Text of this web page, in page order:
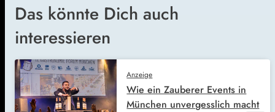
Das könnte Dich auch
interessieren
Anzeige
Wie ein Zauberer Events in
München unvergesslich macht